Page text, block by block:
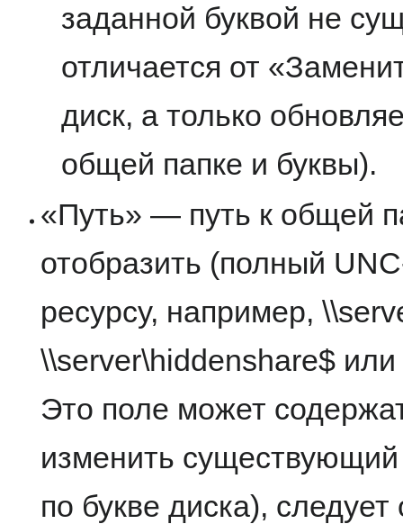
заданной буквой не
отличается от
диск, а только
общей папке и буквы).
«Путь» — путь к общей
отобразить (полный
ресурсу, например,
\\server\hiddenshare$
Это поле может
изменить
по букве диска),